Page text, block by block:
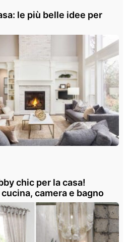
le più belle idee per
chic per la casa!
camera e bagno